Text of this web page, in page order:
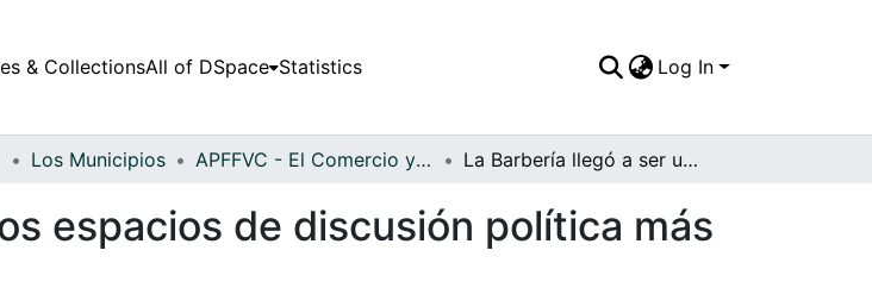
& CollectionsAll of DSpace Statistics Log In
Los Municipios APFFVC - El Comercio y las Haciendas - Patrimonial La Barbería llegó a ser uno de los espacios de discusión política más importantes de un pueblo
espacios de discusión política más